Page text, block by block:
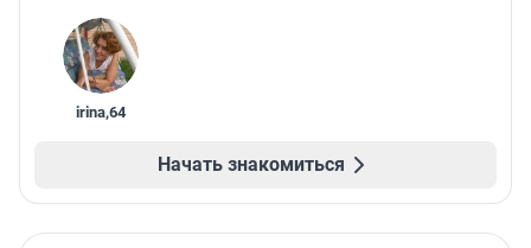
irina,64
Начать знакомиться